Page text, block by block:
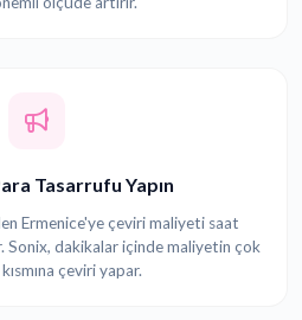
Tasarrufu Yapın
Ermenice'ye çeviri maliyeti saat
Sonix, dakikalar içinde maliyetin çok
çeviri yapar.